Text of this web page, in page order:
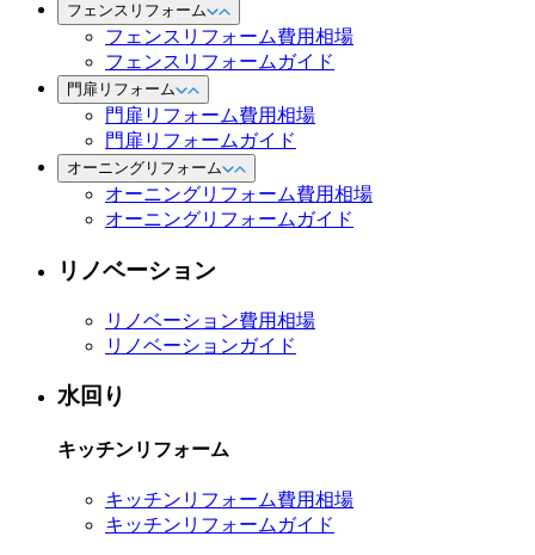
フェンスリフォーム
フェンスリフォーム費用相場
フェンスリフォームガイド
門扉リフォーム
門扉リフォーム費用相場
門扉リフォームガイド
オーニングリフォーム
オーニングリフォーム費用相場
オーニングリフォームガイド
リノベーション
リノベーション費用相場
リノベーションガイド
水回り
キッチンリフォーム
キッチンリフォーム費用相場
キッチンリフォームガイド